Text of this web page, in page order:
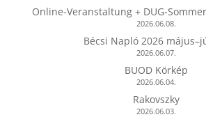
Online-Veranstaltung + DUG-
2026.06.08.
Bécsi Napló 2026
2026.06.07.
BUOD Körkép
2026.06.04.
Rakovszky
2026.06.03.